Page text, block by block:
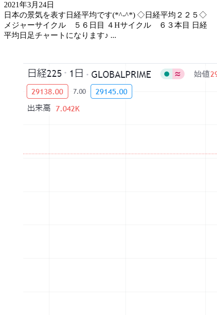
2021年3月24日
日本の景気を表す日経平均です(*^-^*) ◇日経平均２２５◇
メジャーサイクル ５６日目 ４Hサイクル ６３本目 日経
平均日足チャートになります♪ ...